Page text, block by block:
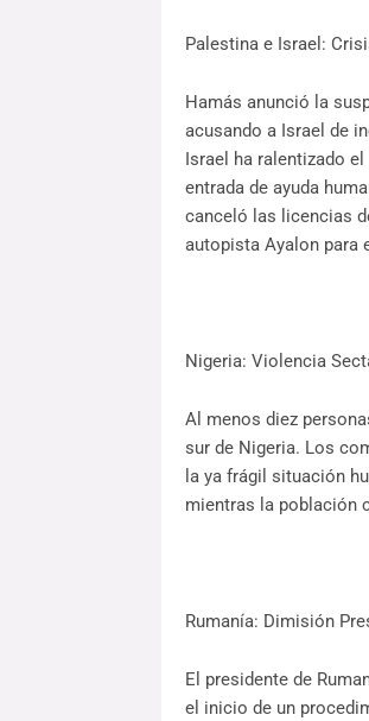
Palestina e Israel:
Hamás anunció la
acusando a Israel de
Israel ha ralentizado
entrada de ayuda
canceló las licencias
autopista Ayalon para
Nigeria: Violencia
Al menos diez
sur de Nigeria. Los
la ya frágil situación
mientras la población
Rumanía: Dimisión
El presidente de
el inicio de un